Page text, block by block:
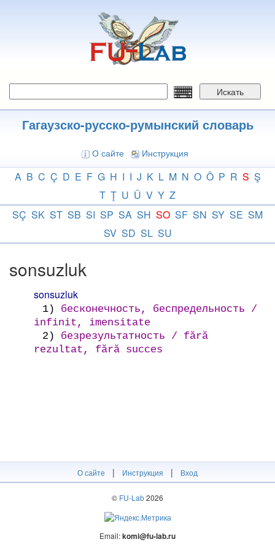
Искать
Гагаузско-русско-румынский словарь
О сайте Инструкция
A B C Ç D E F G H I I J K L M N O Ö P R S Ş
T Ţ U Ü V Y Z
SÇ SK ST SB SI SP SA SH SO SF SN SY SE SM
SV SD SL SU
sonsuzluk
sonsuzluk
1)
бесконечность, беспредельность /
infinit, imensitate
2)
безрезультатность / fără
rezultat, fără succes
О сайте | Инструкция | Вход
© FU-Lab2026
Email:komi@fu-lab.ru